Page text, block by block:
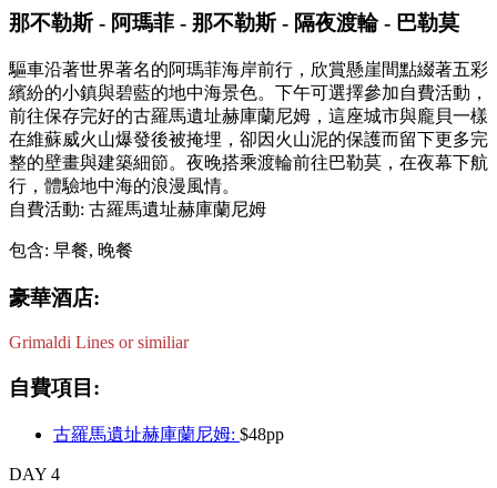
那不勒斯 - 阿瑪菲 - 那不勒斯 - 隔夜渡輪 - 巴勒莫
驅車沿著世界著名的阿瑪菲海岸前行，欣賞懸崖間點綴著五彩
繽紛的小鎮與碧藍的地中海景色。下午可選擇參加自費活動，
前往保存完好的古羅馬遺址赫庫蘭尼姆，這座城市與龐貝一樣
在維蘇威火山爆發後被掩埋，卻因火山泥的保護而留下更多完
整的壁畫與建築細節。夜晚搭乘渡輪前往巴勒莫，在夜幕下航
行，體驗地中海的浪漫風情。
自費活動: 古羅馬遺址赫庫蘭尼姆
包含: 早餐, 晚餐
豪華酒店:
Grimaldi Lines or similiar
自費項目:
古羅馬遺址赫庫蘭尼姆: $48pp
DAY 4